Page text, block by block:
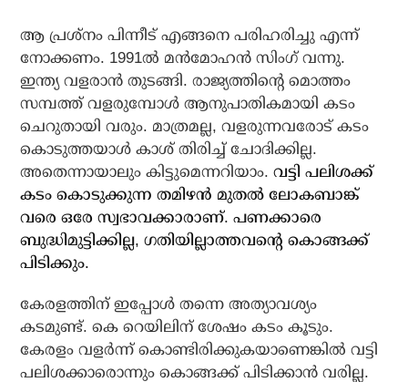
ആ പ്രശ്‌നം പിന്നീട് എങ്ങനെ പരിഹരിച്ചു എന്ന്
നോക്കണം. 1991ല്‍ മന്‍മോഹന്‍ സിംഗ് വന്നു.
ഇന്ത്യ വളരാന്‍ തുടങ്ങി. രാജ്യത്തിന്റെ മൊത്തം
സമ്പത്ത് വളരുമ്പോള്‍ ആനുപാതികമായി കടം
ചെറുതായി വരും. മാത്രമല്ല, വളരുന്നവരോട് കടം
കൊടുത്തയാള്‍ കാശ് തിരിച്ച് ചോദിക്കില്ല.
അതെന്നായാലും കിട്ടുമെന്നറിയാം. വട്ടി പലിശക്ക്
കടം കൊടുക്കുന്ന തമിഴന്‍ മുതല്‍ ലോകബാങ്ക്
വരെ ഒരേ സ്വഭാവക്കാരാണ്. പണക്കാരെ
ബുദ്ധിമുട്ടിക്കില്ല, ഗതിയില്ലാത്തവന്റെ കൊങ്ങക്ക്
പിടിക്കും.
കേരളത്തിന് ഇപ്പോള്‍ തന്നെ അത്യാവശ്യം
കടമുണ്ട്. കെ റെയിലിന് ശേഷം കടം കൂടും.
കേരളം വളര്‍ന്ന് കൊണ്ടിരിക്കുകയാണെങ്കില്‍ വട്ടി
പലിശക്കാരൊന്നും കൊങ്ങക്ക് പിടിക്കാന്‍ വരില്ല.